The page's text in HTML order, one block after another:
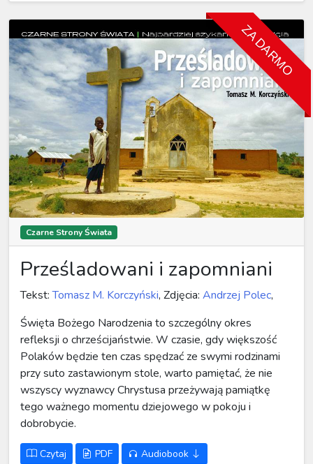
ZA DARMO
Czarne Strony Świata
Prześladowani i zapomniani
Tekst:Tomasz M. Korczyński, Zdjęcia: Andrzej Polec,
Święta Bożego Narodzenia to szczególny okres
refleksji o chrześcijaństwie. W czasie, gdy większość
Polaków będzie ten czas spędzać ze swymi rodzinami
przy suto zastawionym stole, warto pamiętać, że nie
wszyscy wyznawcy Chrystusa przeżywają pamiątkę
tego ważnego momentu dziejowego w pokoju i
dobrobycie.
Czytaj PDF
Audiobook